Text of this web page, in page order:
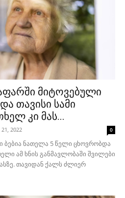
მიტოვებული
თავისი სამი
კი მას...
2022 0
ბებია ნათელა 5 წელი ცხოვრობდა
ამ ხნის განმავლობაში შვილები
თავიდან ქალს ძლიერ